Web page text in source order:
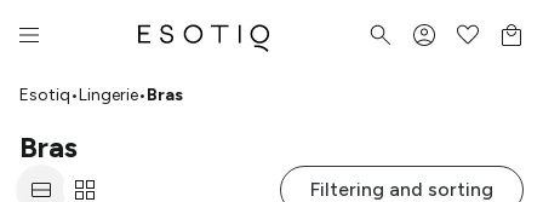
Esotiq•Lingerie•Bras
Bras
Filtering and sorting